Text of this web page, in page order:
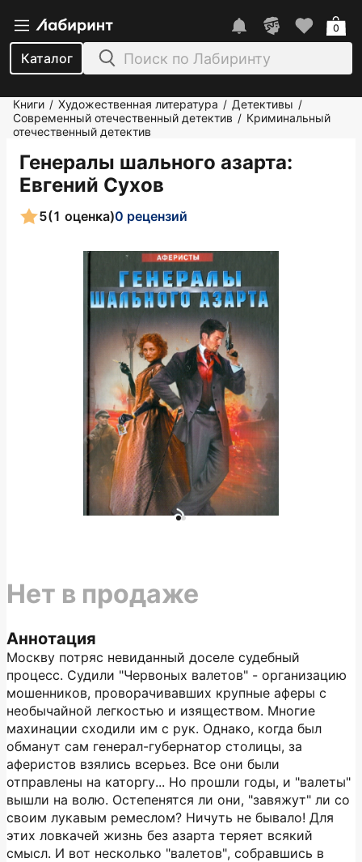
Каталог
0
Книги / Художественная литература / Детективы /
Современный отечественный детектив / Криминальный
отечественный детектив
Генералы шального азарта:
Евгений Сухов
5(1 оценка)0 рецензий
Аннотация
Москву потряс невиданный доселе судебный
процесс. Судили "Червоных валетов" - организацию
мошенников, проворачивавших крупные аферы с
необычайной легкостью и изяществом. Многие
махинации сходили им с рук. Однако, когда был
обманут сам генерал-губернатор столицы, за
аферистов взялись всерьез. Все они были
отправлены на каторгу... Но прошли годы, и "валеты"
вышли на волю. Остепенятся ли они, "завяжут" ли со
своим лукавым ремеслом? Ничуть не бывало! Для
этих ловкачей жизнь без азарта теряет всякий
смысл. И вот несколько "валетов", собравшись в
Нет в продаже